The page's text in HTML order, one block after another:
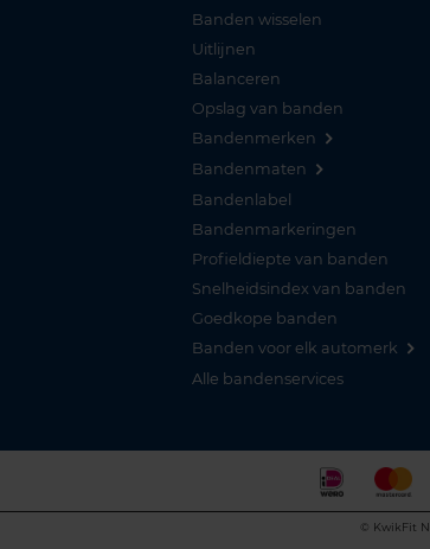
Banden wisselen
Uitlijnen
Balanceren
Opslag van banden
Bandenmerken
Bandenmaten
Bandenlabel
Bandenmarkeringen
Profieldiepte van banden
Snelheidsindex van banden
Goedkope banden
Banden voor elk automerk
Alle bandenservices
© KwikFit